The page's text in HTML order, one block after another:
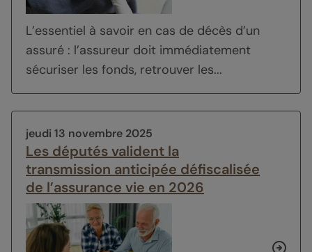
L’essentiel à savoir en cas de décès d’un
assuré : l’assureur doit immédiatement
sécuriser les fonds, retrouver les...
jeudi 13 novembre 2025
Les députés valident la
transmission anticipée défiscalisée
de l’assurance vie en 2026